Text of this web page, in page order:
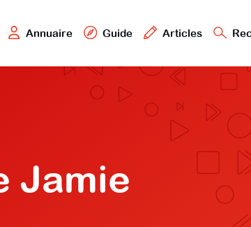
Annuaire Guide Articles
Jamie